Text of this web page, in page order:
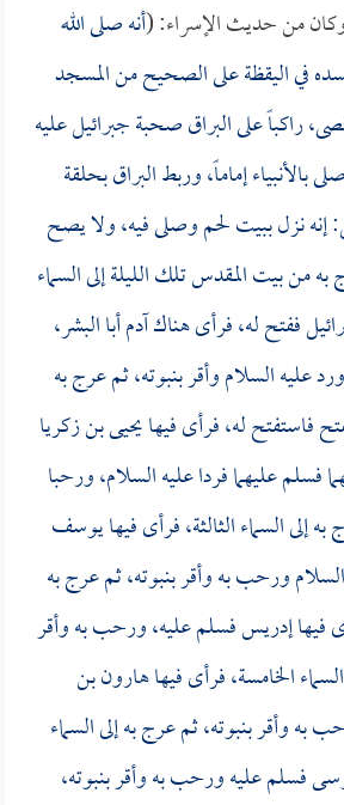
من حديث الإسراء: (أنه صلى الله
في اليقظة على الصحيح من المسجد
راكباً على البراق صحبة جبرائيل عليه
بالأنبياء إماماً، وربط البراق بحلقة
إنه نزل ببيت لحم وصلى فيه، ولا يصح
من بيت المقدس تلك الليلة إلى السماء
ففتح له، فرأى هناك آدم أبا البشر،
عليه السلام وأقر بنبوته، ثم عرج به
فاستفتح له، فرأى فيها يحيى بن زكريا
فسلم عليهما فردا عليه السلام، ورحبا
به إلى السماء الثالثة، فرأى فيها يوسف
ورحب به وأقر بنبوته، ثم عرج به
فيها إدريس فسلم عليه، ورحب به وأقر
الخامسة، فرأى فيها هارون بن
وأقر بنبوته، ثم عرج به إلى السماء
فسلم عليه ورحب به وأقر بنبوته،